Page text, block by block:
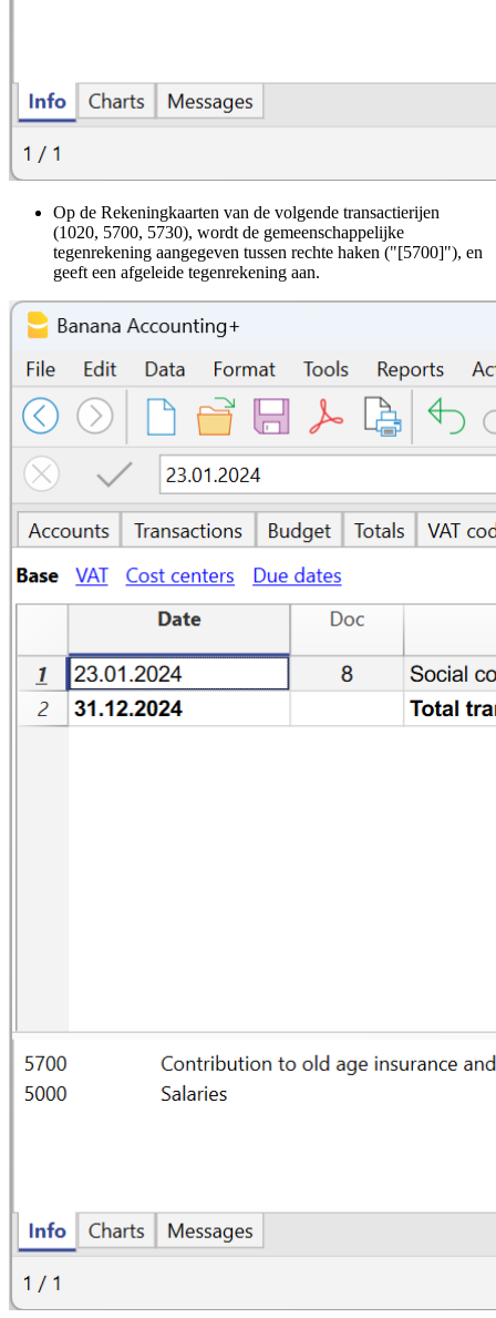
Op de Rekeningkaarten van de volgende transactierijen
(1020, 5700, 5730), wordt de gemeenschappelijke
tegenrekening aangegeven tussen rechte haken ("[5700]"), en
geeft een afgeleide tegenrekening aan.